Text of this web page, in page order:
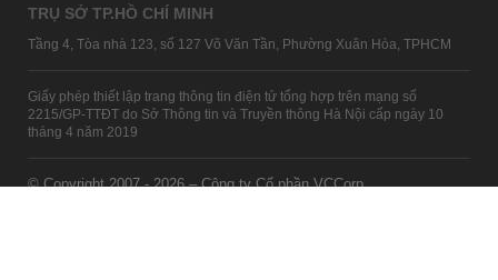
TRỤ SỞ TP.HỒ CHÍ MINH
Tầng 4, Tòa nhà 123, số 127 Võ Văn Tần, Phường Xuân Hòa, TPHCM
Giấy phép thiết lập trang thông tin điện tử tổng hợp trên mạng số
2215/GP-TTĐT do Sở Thông tin và Truyền thông Hà Nội cấp ngày 10
tháng 4 năm 2019
© Copyright 2007 - 2026 – Công ty Cổ phần VCCorp